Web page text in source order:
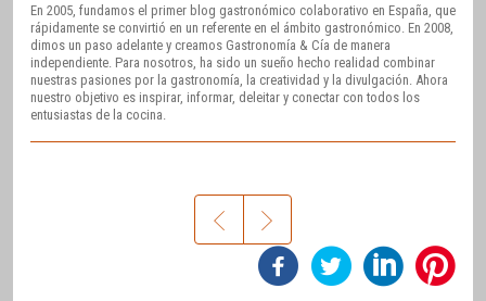
En 2005, fundamos el primer blog gastronómico colaborativo en España, que
rápidamente se convirtió en un referente en el ámbito gastronómico. En 2008,
dimos un paso adelante y creamos Gastronomía & Cía de manera
independiente. Para nosotros, ha sido un sueño hecho realidad combinar
nuestras pasiones por la gastronomía, la creatividad y la divulgación. Ahora
nuestro objetivo es inspirar, informar, deleitar y conectar con todos los
entusiastas de la cocina.